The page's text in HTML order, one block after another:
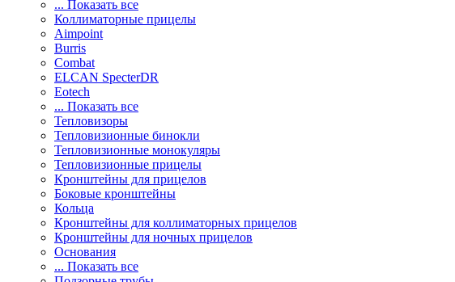
... Показать все
Коллиматорные прицелы
Aimpoint
Burris
Combat
ELCAN SpecterDR
Eotech
... Показать все
Тепловизоры
Тепловизионные бинокли
Тепловизионные монокуляры
Тепловизионные прицелы
Кронштейны для прицелов
Боковые кронштейны
Кольца
Кронштейны для коллиматорных прицелов
Кронштейны для ночных прицелов
Основания
... Показать все